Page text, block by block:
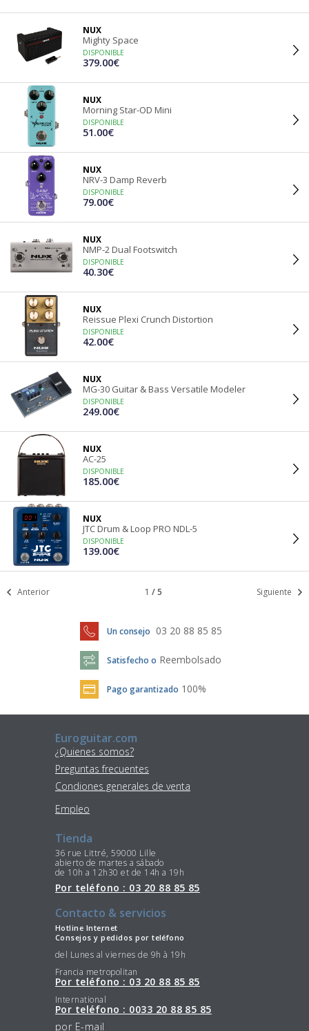
NUX
Mighty Space
DISPONIBLE
379.00€
NUX
Morning Star-OD Mini
DISPONIBLE
51.00€
NUX
NRV-3 Damp Reverb
DISPONIBLE
79.00€
NUX
NMP-2 Dual Footswitch
DISPONIBLE
40.30€
NUX
Reissue Plexi Crunch Distortion
DISPONIBLE
42.00€
NUX
MG-30 Guitar & Bass Versatile Modeler
DISPONIBLE
249.00€
NUX
AC-25
DISPONIBLE
185.00€
NUX
JTC Drum & Loop PRO NDL-5
DISPONIBLE
139.00€
Anterior 1 /5 Siguiente
Un consejo 03 20 88 85 85
Satisfecho o Reembolsado
Pago garantizado 100%
Euroguitar.com
¿Quienes somos?
Preguntas frecuentes
Condiones generales de venta
Empleo
Tienda
36 rue Littré, 59000 Lille
abierto de martes a sábado
de 10h a 12h30 et de 14h a 19h
Por teléfono : 03 20 88 85 85
Contacto & servicios
Hotline Internet
Consejos y pedidos por teléfono
del Lunes al viernes de 9h à 19h
Francia metropolitan
Por teléfono : 03 20 88 85 85
International
Por teléfono : 0033 20 88 85 85
por E-mail